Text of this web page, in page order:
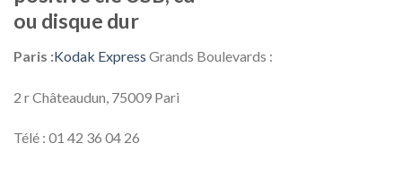
Paris :Kodak Express Grands Boulevards :
2 r Châteaudun, 75009 Pari
Télé : 01 42 36 04 26